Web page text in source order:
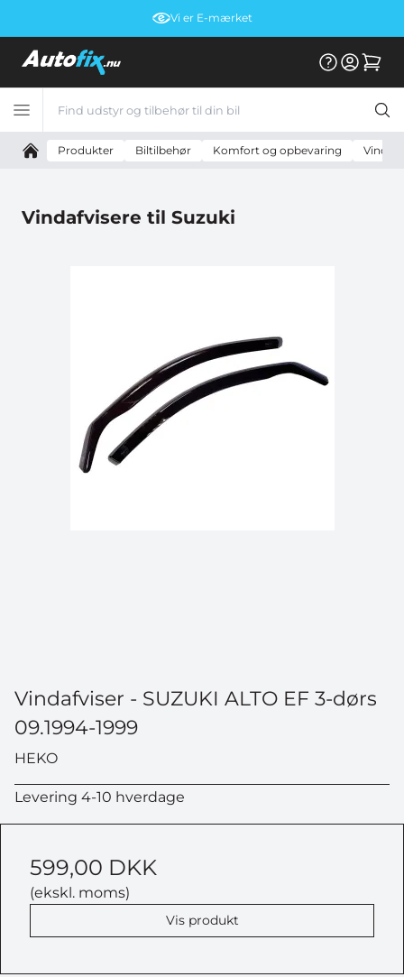
Vi er E-mærket
Produkter Biltilbehør Komfort og opbevaring
Vindafvisere til Suzuki
Vindafviser - SUZUKI ALTO EF 3-dørs
09.1994-1999
HEKO
Levering 4-10 hverdage
599,00 DKK
(ekskl. moms)
Vis produkt